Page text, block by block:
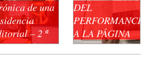
de una
– 2 ª
En las
DEL
PERFORMANCE
A LA PÁGINA